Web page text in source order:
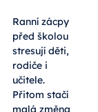
Ranní zácpy
před školou
stresují děti,
rodiče i
učitele.
Přitom stačí
malá změna